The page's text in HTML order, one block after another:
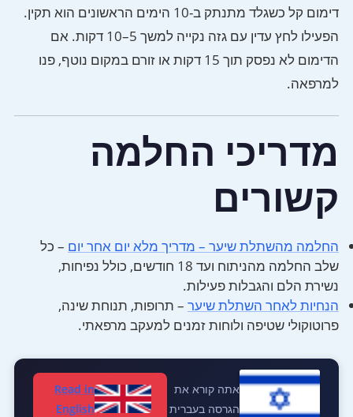
דימום קל כשגלד מתנתק ב-10 הימים הראשונים הוא תקין.
הפעילו לחץ עדין עם גזה נקייה למשך 5–10 דקות. אם
הדימום לא נפסק תוך 15 דקות או זורם במקום נוטף, פנו
למרפאה.
מדריכי החלמה
קשורים
החלמה מהשתלת שיער – מדריך מלא יום אחר יום – כל
שלב החלמה מהניתוח ועד 18 חודשים, כולל נפיחות,
נשירת הלם והגבלות פעילות.
הנחיות לאחר השתלת שיער – תרופות, תנוחת שינה,
פרוטוקולי שטיפה ולוחות זמנים למעקב מרפאתי.
אתה קורא את
הגרסה בעברית
Read in
English